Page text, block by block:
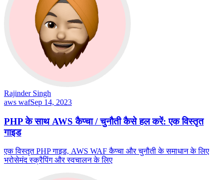
Rajinder Singh
aws wafSep 14, 2023
PHP के साथ AWS कैप्चा / चुनौती कैसे हल करें: एक विस्तृत
गाइड
एक विस्तृत PHP गाइड, AWS WAF कैप्चा और चुनौती के समाधान के लिए
भरोसेमंद स्क्रैपिंग और स्वचालन के लिए